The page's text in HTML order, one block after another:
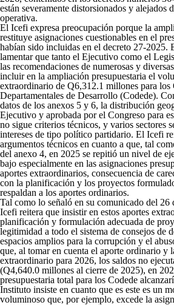
están severamente distorsionados y alejados
operativa.
El Icefi expresa preocupación porque la
restituye asignaciones cuestionables en el
habían sido incluidas en el decreto 27-2025.
lamentar que tanto el Ejecutivo como el
las recomendaciones de numerosas y
incluir en la ampliación presupuestaria el
extraordinario de Q6,312.1 millones para los
Departamentales de Desarrollo (Codede).
datos de los anexos 5 y 6, la distribución
Ejecutivo y aprobada por el Congreso para
no sigue criterios técnicos, y varios sectores
intereses de tipo político partidario. El Icefi
argumentos técnicos en cuanto a que, tal
del anexo 4, en 2025 se repitió un nivel de
bajo especialmente en las asignaciones
aportes extraordinarios, consecuencia de
con la planificación y los proyectos
respaldan a los aportes ordinarios.
Tal como lo señaló en su comunicado del 26
Icefi reitera que insistir en estos aportes
planificación y formulación adecuada de
legitimidad a todo el sistema de consejos de
espacios amplios para la corrupción y el
que, al tomar en cuenta el aporte ordinario y
extraordinario para 2026, los saldos no
(Q4,640.0 millones al cierre de 2025), en
presupuestaria total para los Codede
Instituto insiste en cuanto que es este es un
voluminoso que, por ejemplo, excede la